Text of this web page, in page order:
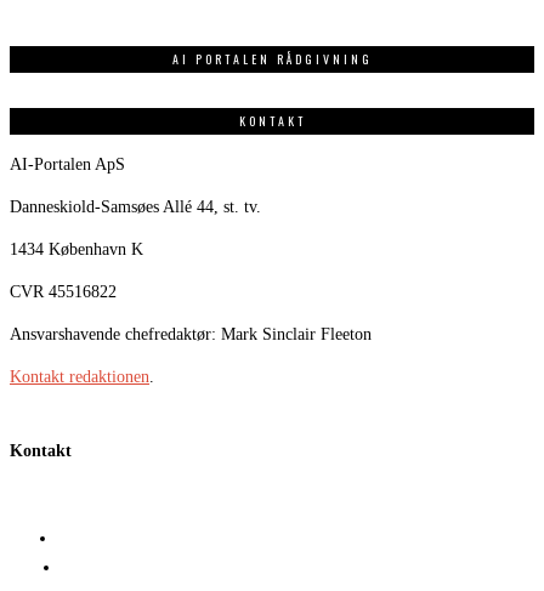
AI PORTALEN RÅDGIVNING
KONTAKT
AI-Portalen ApS
Danneskiold-Samsøes Allé 44, st. tv.
1434 København K
CVR 45516822
Ansvarshavende chefredaktør: Mark Sinclair Fleeton
Kontakt redaktionen.
Kontakt